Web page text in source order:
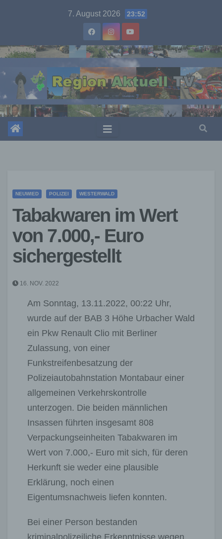
7. August 2026 23:52
NEUWIED POLIZEI WESTERWALD
Tabakwaren im Wert
von 7.000,- Euro
sichergestellt
16. NOV. 2022
Am Sonntag, 13.11.2022, 00:22 Uhr,
wurde auf der BAB 3 Höhe Urbacher Wald
ein Pkw Renault Clio mit Berliner
Zulassung, von einer
Funkstreifenbesatzung der
Polizeiautobahnstation Montabaur einer
allgemeinen Verkehrskontrolle
unterzogen. Die beiden männlichen
Insassen führten insgesamt 808
Verpackungseinheiten Tabakwaren im
Wert von 7.000,- Euro mit sich, für deren
Herkunft sie weder eine plausible
Erklärung, noch einen
Eigentumsnachweis liefen konnten.
Bei einer Person bestanden
kriminalpolizeiliche Erkenntnisse wegen